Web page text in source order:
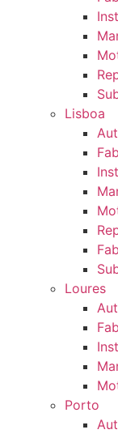
Lisboa
Loures
Porto